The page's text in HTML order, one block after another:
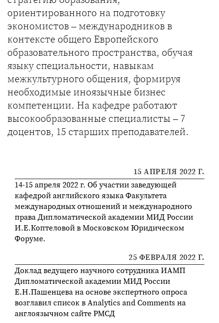
ориентированного на подготовку
экономистов – международников в
контексте общего Европейского
образовательного пространства, обучая
языку специальности, навыкам
межкультурного общения, формируя
необходимые иноязычные бизнес
компетенции. На кафедре работают
высокообразованные специалисты – 7
доцентов, 15 старших преподавателей.
15 АПРЕЛЯ 2022 Г.
14-15 апреля 2022 г. Об участии заведующей
кафедрой английского языка Факультета
международных отношений и международного
права Дипломатической академии МИД России
И.Е.Коптеловой в Московском Юридическом
Форуме.
25 ФЕВРАЛЯ 2022 Г.
Доклад ведущего научного сотрудника ИАМП
Дипломатической академии МИД России
Е.Н.Пашенцева на основе экспертного опроса
возглавил список в Analytics and Comments на
англоязычном сайте РМСД